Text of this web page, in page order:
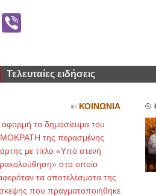
WhatsApp
Τελευταίες ειδήσεις
ΚΟΙΝΩΝΙΑ
το δημοσίευμα του
της περασμένης
με τίτλο «Υπό στενή
στο οποίο
τα αποτελέσματα της
που πραγματοποιήθηκε